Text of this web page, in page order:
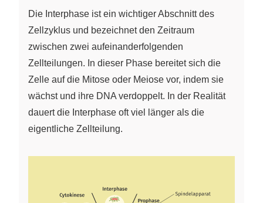
Die Interphase ist ein wichtiger Abschnitt des
Zellzyklus und bezeichnet den Zeitraum
zwischen zwei aufeinanderfolgenden
Zellteilungen. In dieser Phase bereitet sich die
Zelle auf die Mitose oder Meiose vor, indem sie
wächst und ihre DNA verdoppelt. In der Realität
dauert die Interphase oft viel länger als die
eigentliche Zellteilung.